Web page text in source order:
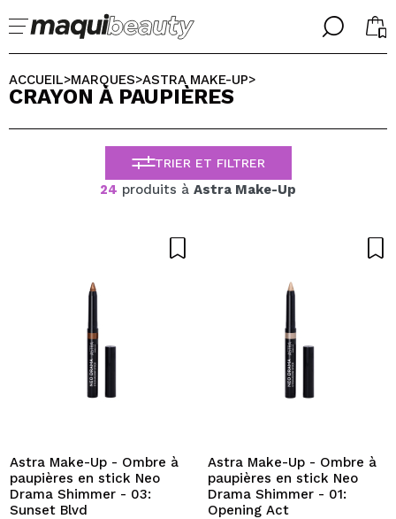
╳
J'suis déjà #maquilover, j'ai un compte
je n'ai pas de compte ici
JE VEUX M'INSCRIRE
effectuer vos achats rapidement, vérifier l'état de vos
commandes et consulter vos opérations précédentes.
╳
CHOISISSEZ VOTRE LANGUE
FRANCES
ESPAÑOL
ENGLISH
ALEMAN
ACCUEIL>MARQUES>ASTRA MAKE-UP>
CRAYON À PAUPIÈRES
TRIER ET FILTRER
24 produits à Astra Make-Up
Astra Make-Up - Ombre à
paupières en stick Neo
Drama Shimmer - 03:
Sunset Blvd
Astra Make-Up - Ombre à
paupières en stick Neo
Drama Shimmer - 01:
Opening Act